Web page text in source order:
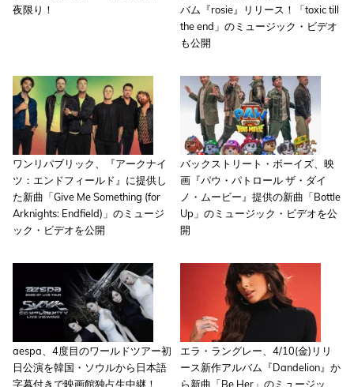
夜限り！
バム『rosie』リリース！「toxic till
the end」のミュージック・ビデオ
も公開
ワンリパブリック、『アークナイ
ツ：エンドフィールド』に提供し
た新曲「Give Me Something (for
Arknights: Endfield)」のミュージ
ック・ビデオを公開
バックストリート・ボーイズ、映
画『パウ・パトロール ザ・ダイ
ノ・ムービー』提供の新曲「Bottle
Up」のミュージック・ビデオを公
開
aespa、4度目のワールドツアー初
日公演を韓国・ソウルから日本語
字幕付きで映画館独占生中継！
エラ・ラングレー、4/10(金)リリ
ース新作アルバム『Dandelion』か
ら新曲「Be Her」のミュージッ